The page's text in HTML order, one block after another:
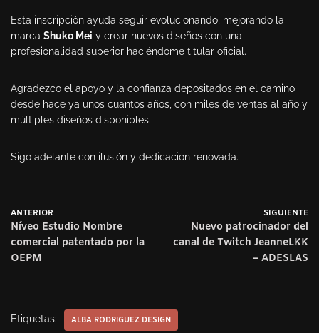
Esta inscripción ayuda seguir evolucionando, mejorando la
marca Shuko Mei y crear nuevos diseños con una
profesionalidad superior haciéndome titular oficial.
Agradezco el apoyo y la confianza depositados en el camino
desde hace ya unos cuantos años, con miles de ventas al año y
múltiples diseños disponibles.
Sigo adelante con ilusión y dedicación renovada.
ANTERIOR
Níveo Estudio Nombre
comercial patentado por la
OEPM
SIGUIENTE
Nuevo patrocinador del
canal de Twitch JeanneLKK
– ADESLAS
Etiquetas: ALBA RODRIGUEZ DESIGN